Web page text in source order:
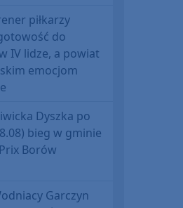
piłkarzy
do
IV lidze, a powiat
emocjom
Dyszka po
bieg w gminie
Borów
Garczyn